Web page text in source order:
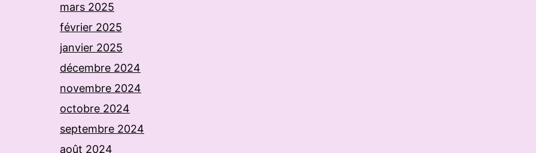
mars 2025
février 2025
janvier 2025
décembre 2024
novembre 2024
octobre 2024
septembre 2024
août 2024